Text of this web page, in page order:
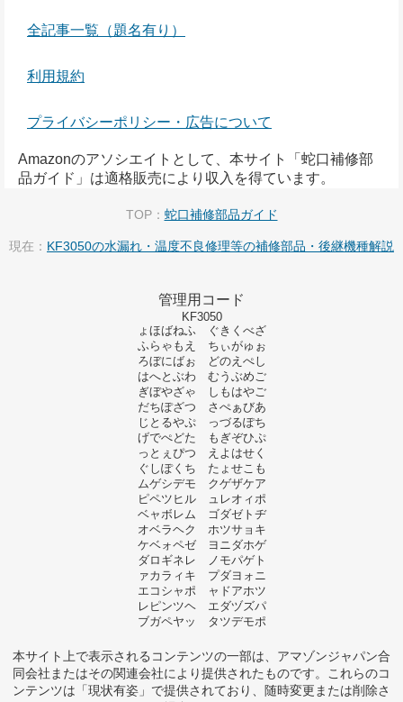
全記事一覧（題名有り）
利用規約
プライバシーポリシー・広告について
Amazonのアソシエイトとして、本サイト「蛇口補修部
品ガイド」は適格販売により収入を得ています。
TOP： 蛇口補修部品ガイド
現在： KF3050の水漏れ・温度不良修理等の補修部品・後継機種解説
管理用コード
KF3050
ょほばねふ ぐきくべざ
ふらゃもえ ちぃがゅぉ
ろぼにばぉ どのえぺし
はへとぶわ むうぶめご
ぎぼやざゃ しもはやご
だちぽざつ さぺぁびあ
じとるやぷ っづるぽち
げでぺどた もぎぞひぷ
っとぇぴつ えよはせく
ぐしぽくち たょせこも
ムゲシデモ クゲザケア
ピペツヒル ュレオィポ
ベャボレム ゴダゼトヂ
オベラヘク ホツサョキ
ケベォペゼ ヨニダホゲ
ダロギネレ ノモパゲト
ァカラィキ プダヨォニ
エコシャポ ャドアホツ
レピンツヘ エダヅズパ
ブガペヤッ タツデモポ
本サイト上で表示されるコンテンツの一部は、アマゾンジャパン合
同会社またはその関連会社により提供されたものです。これらのコ
ンテンツは「現状有姿」で提供されており、随時変更または削除さ